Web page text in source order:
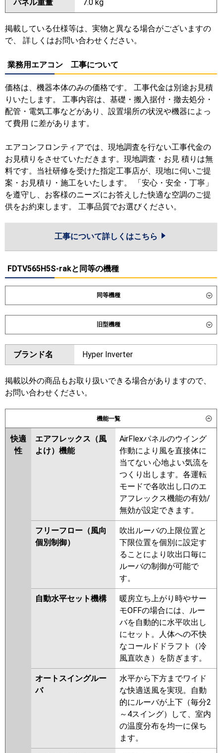
パネル重量 7.0 kg
掲載している仕様等は、実物と異なる場合がございますの
で、 詳しくはお問い合わせください。
業務用エアコン 工事について
価格は、機器本体のみの価格です。 工事代金は別途お見積
りいたします。 工事内容は、基礎・搬入据付・撤去処分・
配管・電気工事などがあり、設置場所の状況や機器によっ
て費用 に差があります。
エアコンフロンティアでは、現地調査を行ない工事代金の
お見積りをさせていただきます。現地調査・お見 積りは無
料です。当社研修を受けた指定工事店が、現地に伺いご提
案・お見積り・施工をいたします。 「安心・安全・丁寧」
を遵守し、お客様のニーズにお答えした快適な空調のご提
供をお約束します。 工事品質でお選びください。
工事について詳しくはこちら
FDTV565H5S-rakと同等の機種
同等機種
ダイキン SZRC56CNT SZRC56CT
SZRUC56CT
東芝 GUEA056111MUB GUEA056111XU
GUSA056131XU
GUSA05613P1MUB
ERMP56H6
日立 RCI-GP56RSH12
三菱重工 FDTV566H6SA FDTV566H6SA-rak
FDTV566H6SA-airf
FDTV566H6SA-osj
PA-P56U7KNCX PA-P56U7KC PA-
P56U7KNC PA-P56U7HNCX PA-
P56U7HC PA-P56U7HNC
旧型機種
ダイキン SZRC56BYT SZRC56BYNT
SZRUC56BYT
SZRC56BJT SZRJC56BJT
SZRJC56BFT SZRC56BFT
SZRC56BFNT
GUEA05611XU
GUSA05613XU GUSA05613MUB
GUSA05613PXU
GUSA05613PMUB
RUSA05633MUB RUSA05633MU
RUSA05633XU RUSA05633X
RUSA05633M AUSA05677X
AUSA05677M
三菱電機 PLZ-ERMP56HLE5 PLZ-
ERMP56H5 PLZ-ERMP56HE5
PLZ-ERMP56HLE4 PLZ-
ERMP56H4 PLZ-ERMP56HE4
PLZ-ERMP56HE3
ERMP56H3 PLZ-ERMP56HLE3
PLZ-ERMP56HE2 PLZ-
ERMP56H2 PLZ-ERMP56HLE2
PLZ-ERMP56EZ PLZ-
ERMP56ELEZ PLZ-ERMP56EEZ
PLZ-ERMP56EEY PLZ-ERMP56EY
PLZ-ERMP56ELEY PLZ-
ERMP56ELEV PLZ-ERMP56EEV
PLZ-ERMP56EV PLZ-ERMP56ER
PLZ-ERMP56ELER PLZ-
ERMP56EER
RCI-GP56RSH11 RCI-GP56RSH9
RCI-GP56RSH8
RCI-GP56RSH6 RCI-GP56RSH5
ブランド名 Hyper Inverter
掲載以外の商品もお取り扱いできる場合がありますので、
お問い合わせください。
機能一覧
快適
性
エアフレックス（風
よけ）機能
AirFlexパネルのウイング
作動により風を直接体に
当てない 心地よい気流を
つくり出します。各運転
モードで各吹出し口のエ
アフレックス機能の有効/
無効が設定できます。
フリーフロー（風向
個別制御）
吹出ルーバの上限位置と
下限位置を個別に設定す
ることにより吹出口毎に
ルーバの制御が可能で
す。
自動水平セット機構
暖房立ち上がり時やサー
モOFFの場合には、ルー
バを自動的に水平吹出し
にセット。人体への不快
なコールドドラフト（冷
風直吹き）を防ぎます。
オートスイングルー
バ
水平から下方までワイド
な快適送風を実現。自動
的にルーバが上下（毎分2
～4スイング）して、室内
の温度分布を均一に保ち
ます。